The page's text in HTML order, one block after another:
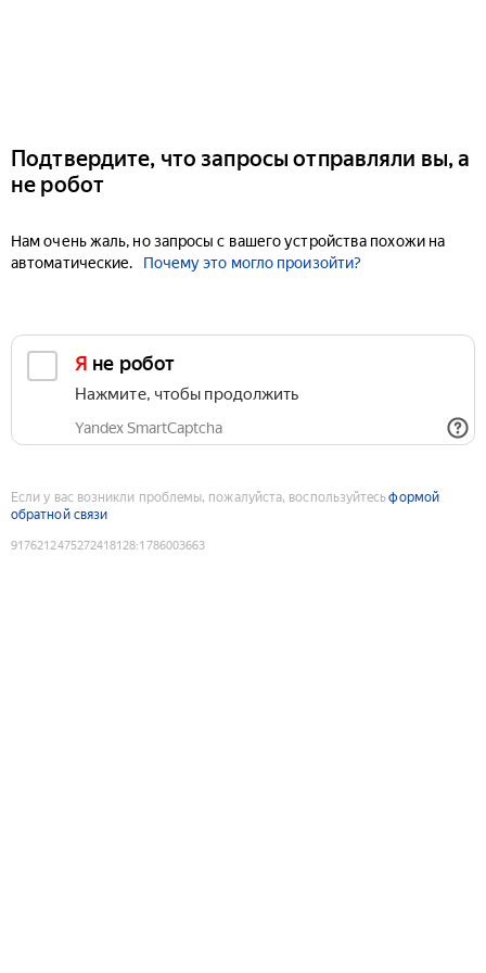
Подтвердите, что запросы отправляли вы, а
не робот
Нам очень жаль, но запросы с вашего устройства похожи на
автоматические.
Почему это могло произойти?
Я не робот
Нажмите, чтобы продолжить
Yandex SmartCaptcha
Если у вас возникли проблемы, пожалуйста, воспользуйтесьформой
обратной связи
9176212475272418128:1786003663